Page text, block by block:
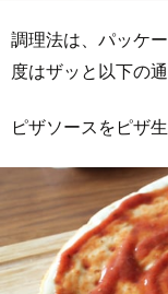
調理法は、パッケ
度はザッと以下の通
ピザソースをピザ